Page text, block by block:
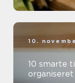
10.
10 smarte
organiseret